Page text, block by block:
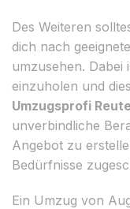
Des Weiteren
dich nach
umzusehen. Dabei
einzuholen und
Umzugsprofi
unverbindliche
Angebot zu
Bedürfnisse
Ein Umzug von